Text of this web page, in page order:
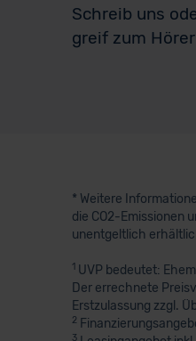
Schreib uns
greif zum
* Weitere
die CO2-Emissionen
unentgeltlich
1UVP bedeutet:
Der errechnete
Erstzulassung zzgl.
2
3